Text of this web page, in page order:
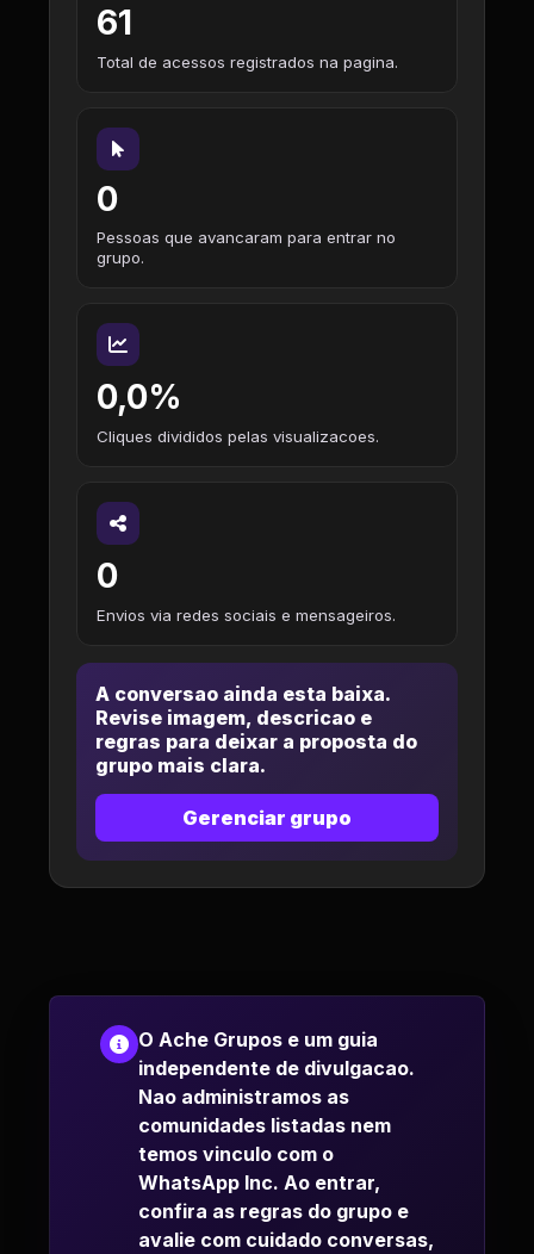
61
Total de acessos registrados na pagina.
0
Pessoas que avancaram para entrar no
grupo.
0,0%
Cliques divididos pelas visualizacoes.
0
Envios via redes sociais e mensageiros.
A conversao ainda esta baixa.
Revise imagem, descricao e
regras para deixar a proposta do
grupo mais clara.
Gerenciar grupo
O Ache Grupos e um guia
independente de divulgacao.
Nao administramos as
comunidades listadas nem
temos vinculo com o
WhatsApp Inc. Ao entrar,
confira as regras do grupo e
avalie com cuidado conversas,